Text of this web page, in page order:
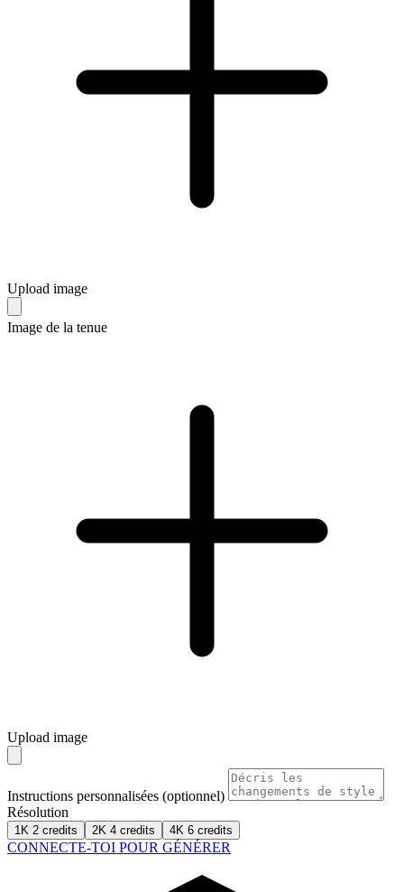
Upload image
Image de la tenue
Upload image
Instructions personnalisées (optionnel)
Résolution
1K 2 credits 2K 4 credits 4K 6 credits
CONNECTE-TOI POUR GÉNÉRER